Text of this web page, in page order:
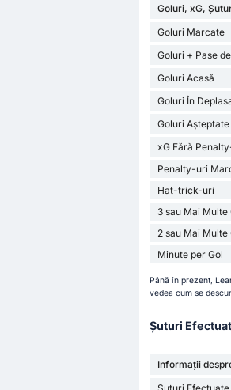
Goluri, xG,
Goluri Marcate
Goluri + Pase
Goluri Acasă
Goluri În
Goluri Așteptate
xG Fără
Penalty-uri
Hat-trick-uri
3 sau Mai Multe
2 sau Mai Multe
Minute per Gol
Până în prezent,
vedea cum se
Șuturi
Informații